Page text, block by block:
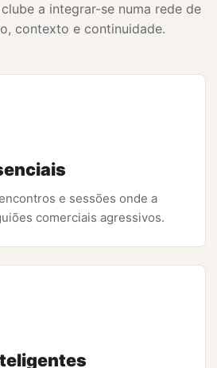
a integrar-se numa rede de
contexto e continuidade.
e sessões onde a
comerciais agressivos.